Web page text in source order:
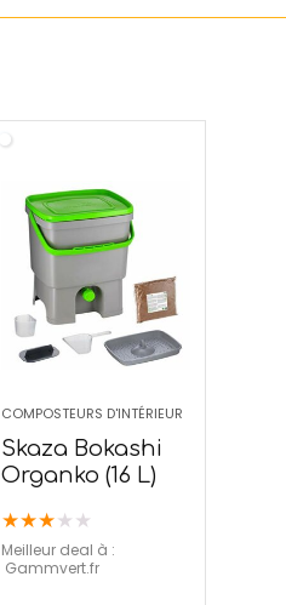
COMPOSTEURS D'INTÉRIEUR
Skaza Bokashi
Organko (16 L)
★★★★ ★
Meilleur deal à :
gammvert.fr